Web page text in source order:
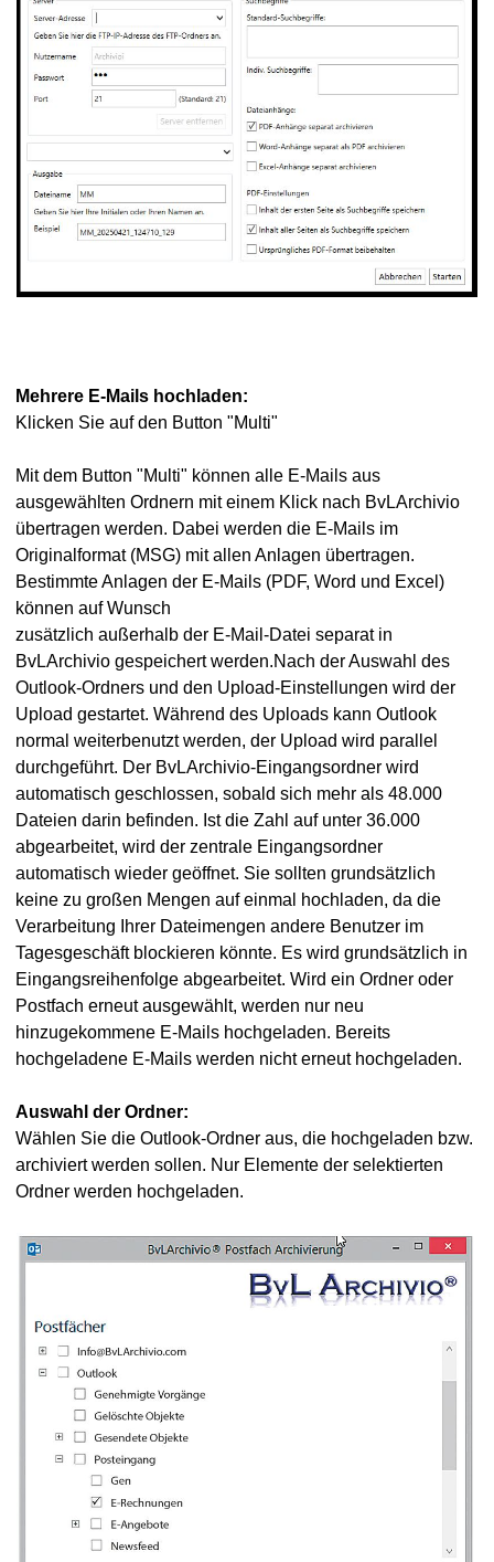
Mehrere E-Mails hochladen:
Klicken Sie auf den Button "Multi"
Mit dem Button "Multi" können alle E-Mails aus
ausgewählten Ordnern mit einem Klick nach BvLArchivio
übertragen werden. Dabei werden die E-Mails im
Originalformat (MSG) mit allen Anlagen übertragen.
Bestimmte Anlagen der E-Mails (PDF, Word und Excel)
können auf Wunsch
zusätzlich außerhalb der E-Mail-Datei separat in
BvLArchivio gespeichert werden.Nach der Auswahl des
Outlook-Ordners und den Upload-Einstellungen wird der
Upload gestartet. Während des Uploads kann Outlook
normal weiterbenutzt werden, der Upload wird parallel
durchgeführt. Der BvLArchivio-Eingangsordner wird
automatisch geschlossen, sobald sich mehr als 48.000
Dateien darin befinden. Ist die Zahl auf unter 36.000
abgearbeitet, wird der zentrale Eingangsordner
automatisch wieder geöffnet. Sie sollten grundsätzlich
keine zu großen Mengen auf einmal hochladen, da die
Verarbeitung Ihrer Dateimengen andere Benutzer im
Tagesgeschäft blockieren könnte. Es wird grundsätzlich in
Eingangsreihenfolge abgearbeitet. Wird ein Ordner oder
Postfach erneut ausgewählt, werden nur neu
hinzugekommene E-Mails hochgeladen. Bereits
hochgeladene E-Mails werden nicht erneut hochgeladen.
Auswahl der Ordner:
Wählen Sie die Outlook-Ordner aus, die hochgeladen bzw.
archiviert werden sollen. Nur Elemente der selektierten
Ordner werden hochgeladen.